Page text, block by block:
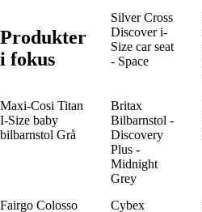
Produkter
i fokus
Silver Cross
Discover i-
Size car seat
- Space
Maxi-Cosi Titan
I-Size baby
bilbarnstol Grå
Britax
Bilbarnstol -
Discovery
Plus -
Midnight
Grey
Fairgo Colosso
Cybex